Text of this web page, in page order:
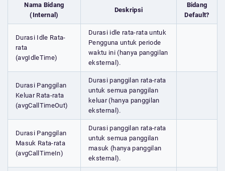
Nama Bidang
(Internal)
Deskripsi
Bidang
Default?
Durasi Idle Rata-
rata
(avgIdleTime)
Durasi idle rata-rata untuk
Pengguna untuk periode
waktu ini (hanya panggilan
eksternal).
Durasi Panggilan
Keluar Rata-rata
(avgCallTimeOut)
Durasi panggilan rata-rata
untuk semua panggilan
keluar (hanya panggilan
eksternal).
Durasi Panggilan
Masuk Rata-rata
(avgCallTimeIn)
Durasi panggilan rata-rata
untuk semua panggilan
masuk (hanya panggilan
eksternal).